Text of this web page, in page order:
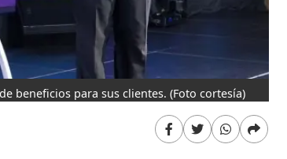
beneficios para sus clientes. (Foto cortesía)